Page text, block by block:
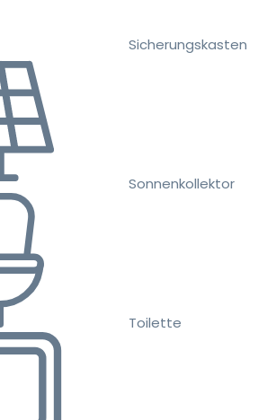
Sicherungskasten
Sonnenkollektor
Toilette